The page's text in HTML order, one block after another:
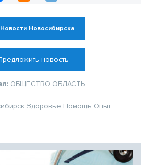
Новости Новосибирска
новость
ОБЩЕСТВО ОБЛАСТЬ
Здоровье Помощь Опыт